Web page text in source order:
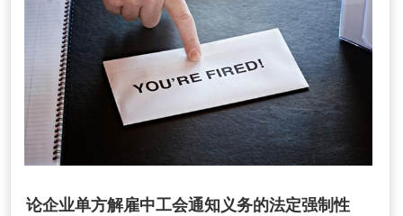
论企业单方解雇中工会通知义务的法定强制性